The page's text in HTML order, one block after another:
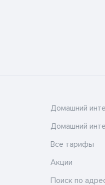
Домашний
Домашний
Все тарифы
Акции
Поиск по